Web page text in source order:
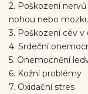
2. Poškození
nohou nebo
3. Poškození cév v
4. Srdeční
5. Onemocnění
6. Kožní problémy
7. Oxidační stres